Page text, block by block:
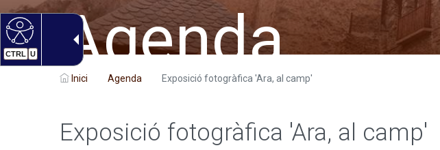
CTRL U Agenda
Inici Agenda Exposició fotogràfica 'Ara, al camp'
Exposició fotogràfica 'Ara, al camp'